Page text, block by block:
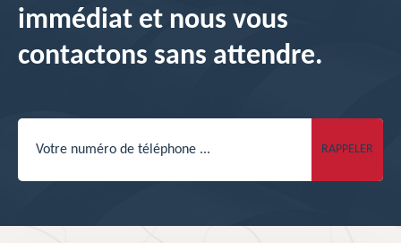
immédiat et nous vous
contactons sans attendre.